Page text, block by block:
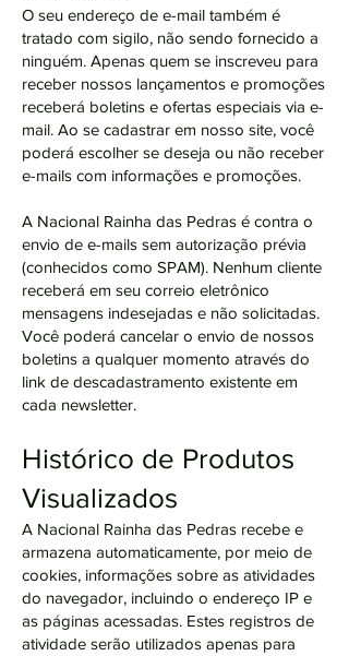
O seu endereço de e-mail também é
tratado com sigilo, não sendo fornecido a
ninguém. Apenas quem se inscreveu para
receber nossos lançamentos e promoções
receberá boletins e ofertas especiais via e-
mail. Ao se cadastrar em nosso site, você
poderá escolher se deseja ou não receber
e-mails com informações e promoções.
A Nacional Rainha das Pedras é contra o
envio de e-mails sem autorização prévia
(conhecidos como SPAM). Nenhum cliente
receberá em seu correio eletrônico
mensagens indesejadas e não solicitadas.
Você poderá cancelar o envio de nossos
boletins a qualquer momento através do
link de descadastramento existente em
cada newsletter.
Histórico de Produtos
Visualizados
A Nacional Rainha das Pedras recebe e
armazena automaticamente, por meio de
cookies, informações sobre as atividades
do navegador, incluindo o endereço IP e
as páginas acessadas. Estes registros de
atividade serão utilizados apenas para